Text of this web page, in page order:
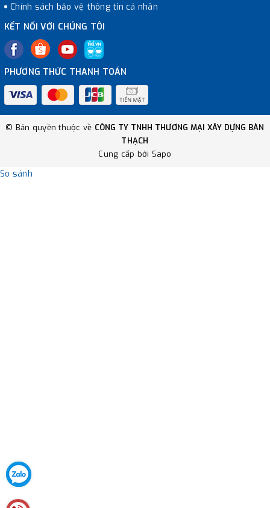
Chính sách bảo vệ thông tin cá nhân
KẾT NỐI VỚI CHÚNG TÔI
PHƯƠNG THỨC THANH TOÁN
© Bản quyền thuộc về CÔNG TY TNHH THƯƠNG MẠI XÂY DỰNG BÀN
THẠCH
Cung cấp bởi Sapo
So sánh